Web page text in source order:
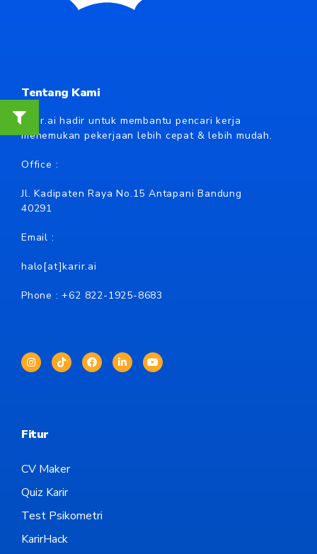
Tentang Kami
Karir.ai hadir untuk membantu pencari kerja
menemukan pekerjaan lebih cepat & lebih mudah.
Office :
Jl. Kadipaten Raya No.15 Antapani Bandung
40291
Email :
halo[at]karir.ai
Phone : +62 822-1925-8683
Fitur
CV Maker
Quiz Karir
Test Psikometri
KarirHack